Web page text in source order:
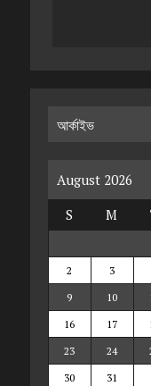
আর্কাইভ
August 2026
S
M
2
3
9
10
16
17
23
24
30
31